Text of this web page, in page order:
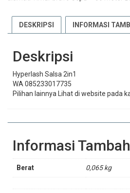
DESKRIPSI INFORMASI
Deskripsi
Hyperlash Salsa 2in1
WA 085233017735
Pilihan lainnya Lihat di website pada
Informasi
Berat 0,065 kg